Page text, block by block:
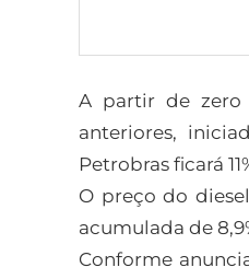
A partir de zero
anteriores,
Petrobras ficará
O preço do
acumulada de
Conforme